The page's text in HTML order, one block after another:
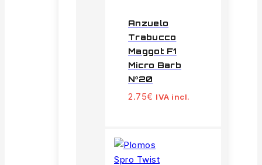
Anzuelo
Trabucco
Maggot F1
Micro Barb
Nº20
2.75€ IVA incl.